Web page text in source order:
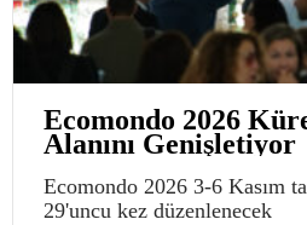
Ecomondo 2026
Alanını Genişletiyor
Ecomondo 2026 3-6 Kasım
29'uncu kez düzenlenecek